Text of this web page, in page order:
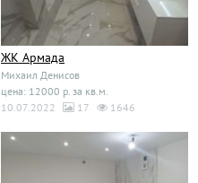
ЖК Армада
Михаил Денисов
цена: 12000 р. за кв.м.
10.07.2022
17 1646